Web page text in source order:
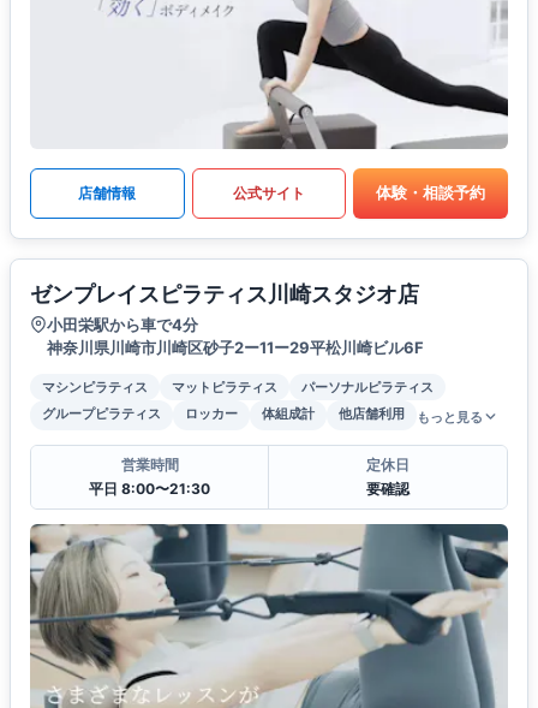
店舗情報 公式サイト 体験・相談予約
ゼンプレイスピラティス川崎スタジオ店
小田栄駅から車で4分
神奈川県川崎市川崎区砂子2ー11ー29平松川崎ビル6F
マシンピラティス マットピラティス
パーソナルピラティス
グループピラティス
ロッカー 体組成計 他店舗利用 もっと見る
営業時間
平日 8:00〜21:30
定休日
要確認